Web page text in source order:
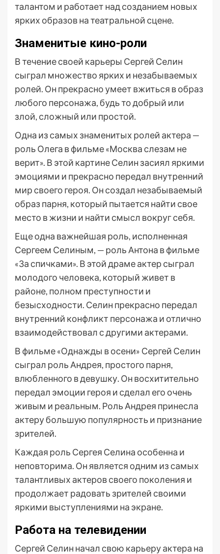
талантом и работает над созданием новых
ярких образов на театральной сцене.
Знаменитые кино-роли
В течение своей карьеры Сергей Селин
сыграл множество ярких и незабываемых
ролей. Он прекрасно умеет вжиться в образ
любого персонажа, будь то добрый или
злой, сложный или простой.
Одна из самых знаменитых ролей актера —
роль Олега в фильме «Москва слезам не
верит». В этой картине Селин засиял яркими
эмоциями и прекрасно передал внутренний
мир своего героя. Он создал незабываемый
образ парня, который пытается найти свое
место в жизни и найти смысл вокруг себя.
Еще одна важнейшая роль, исполненная
Сергеем Селиным, — роль Антона в фильме
«За спичками». В этой драме актер сыграл
молодого человека, который живет в
районе, полном преступности и
безысходности. Селин прекрасно передал
внутренний конфликт персонажа и отлично
взаимодействовал с другими актерами.
В фильме «Однажды в осени» Сергей Селин
сыграл роль Андрея, простого парня,
влюбленного в девушку. Он восхитительно
передал эмоции героя и сделал его очень
живым и реальным. Роль Андрея принесла
актеру большую популярность и признание
зрителей.
Каждая роль Сергея Селина особенна и
неповторима. Он является одним из самых
талантливых актеров своего поколения и
продолжает радовать зрителей своими
яркими выступлениями на экране.
Работа на телевидении
Сергей Селин начал свою карьеру актера на